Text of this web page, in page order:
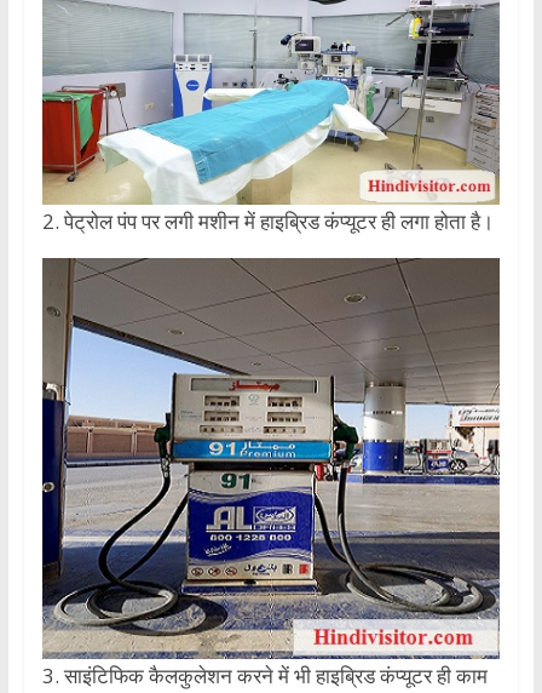
2. पेट्रोल पंप पर लगी मशीन में हाइब्रिड कंप्यूटर ही लगा होता है।
3. साइंटिफिक कैलकुलेशन करने में भी हाइब्रिड कंप्यूटर ही काम